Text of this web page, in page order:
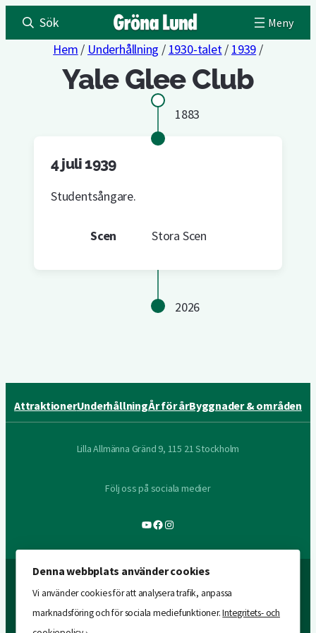
Sök
Hem / Underhållning / 1930-talet/ 1939 /
Yale Glee Club
1883
4 juli 1939
Studentsångare.
Scen Stora Scen
2026
AttraktionerUnderhållningÅr för årByggnader & områden
Lilla Allmänna Gränd 9, 115 21 Stockholm
Följ oss på sociala medier
YouTube
Facebook
Instagram
Denna webbplats använder cookies
Vi använder cookies för att analysera trafik, anpassa
marknadsföring och för sociala mediefunktioner.Integritets- och